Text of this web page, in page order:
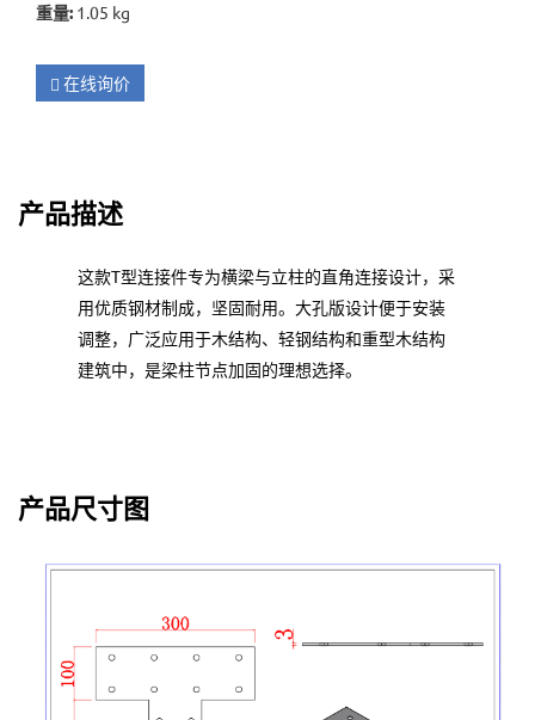
重量: 1.05 kg
在线询价
产品描述
这款T型连接件专为横梁与立柱的直角连接设计，采
用优质钢材制成，坚固耐用。大孔版设计便于安装
调整，广泛应用于木结构、轻钢结构和重型木结构
建筑中，是梁柱节点加固的理想选择。
产品尺寸图